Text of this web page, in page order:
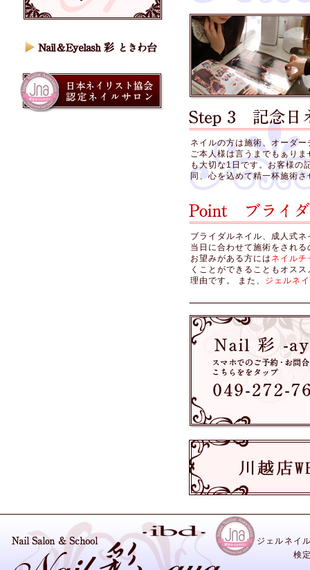
ネイルの方は施術、オーダ
ご本人様は言うまでもぁり
も大切な1日です。お客様の
同、心を込めて精一杯施術
ブライダルネイル、成人式
当日に合わせて施術をされ
お望みがある方には ネイルチ
くことができることもオス
理由です。 また、 ジェルネ
ジェルネイ
検